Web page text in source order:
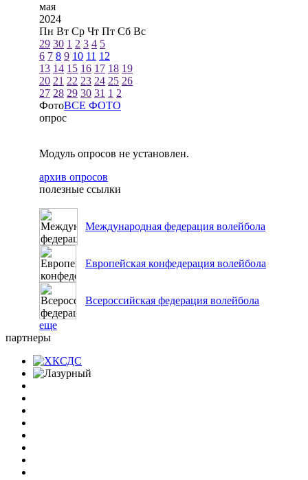
мая
2024
Пн Вт Ср Чт Пт Сб Вс
29 30 1 2 3 4 5
6 7 8 9 10 11 12
13 14 15 16 17 18 19
20 21 22 23 24 25 26
27 28 29 30 31 1 2
ФотоВСЕ ФОТО
опрос
Модуль опросов не установлен.
архив опросов
полезные ссылки
Международная федерация волейбола
Европейская конфедерация волейбола
Всероссийская федерация волейбола
еще
партнеры